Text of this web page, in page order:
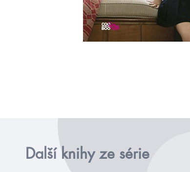
Další knihy ze série